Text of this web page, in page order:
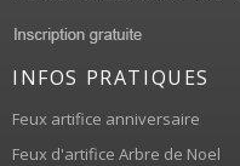
INFOS PRATIQUES
Feux artifice anniversaire
Feux d'artifice Arbre de Noel